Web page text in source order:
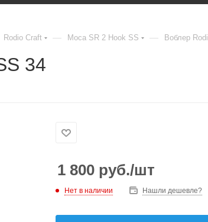
Rodio Craft — Moca SR 2 Hook SS — Воблер
34
1 800 руб./шт
Нет в наличии Нашли дешевле?